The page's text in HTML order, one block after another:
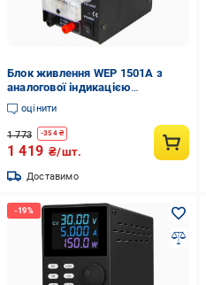
Блок живлення WEP 1501A з
аналогової індикацією
компактний (8-22-20579)
оцінити
1 773 -354₴
1 419 ₴/шт.
Доставимо